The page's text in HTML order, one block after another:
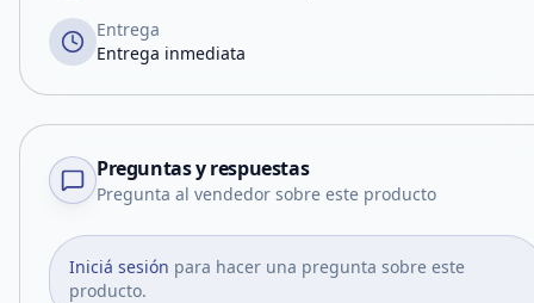
Entrega
Entrega inmediata
Preguntas y respuestas
Pregunta al vendedor sobre este producto
Iniciá sesión para hacer una pregunta sobre este
producto.